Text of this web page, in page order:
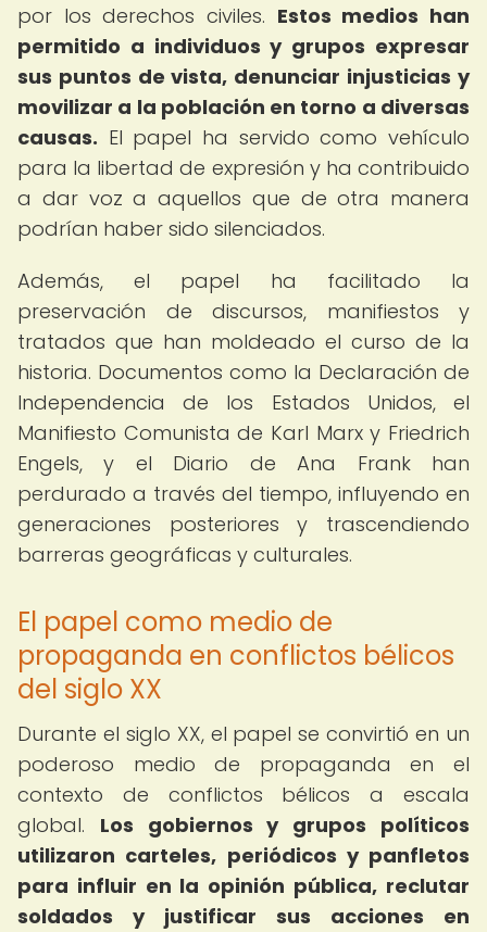
por los derechos civiles. Estos medios han
permitido a individuos y grupos expresar
sus puntos de vista, denunciar injusticias y
movilizar a la población en torno a diversas
causas. El papel ha servido como vehículo
para la libertad de expresión y ha contribuido
a dar voz a aquellos que de otra manera
podrían haber sido silenciados.
Además, el papel ha facilitado la
preservación de discursos, manifiestos y
tratados que han moldeado el curso de la
historia. Documentos como la Declaración de
Independencia de los Estados Unidos, el
Manifiesto Comunista de Karl Marx y Friedrich
Engels, y el Diario de Ana Frank han
perdurado a través del tiempo, influyendo en
generaciones posteriores y trascendiendo
barreras geográficas y culturales.
El papel como medio de
propaganda en conflictos bélicos
del siglo XX
Durante el siglo XX, el papel se convirtió en un
poderoso medio de propaganda en el
contexto de conflictos bélicos a escala
global. Los gobiernos y grupos políticos
utilizaron carteles, periódicos y panfletos
para influir en la opinión pública, reclutar
soldados y justificar sus acciones en